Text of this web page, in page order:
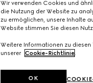
Wir verwenden Cookies und
die Nutzung der Website zu
zu ermöglichen, unsere Inhalte
Website stimmen Sie diesen
Weitere Informationen zu
unserer Cookie-Richtlinie
OK